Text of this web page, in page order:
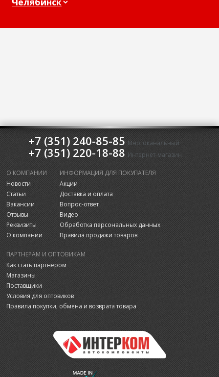
+7 (351) 240-85-85 Многоканальный
+7 (351) 220-18-88 Интернет-магазин
О КОМПАНИИ
Новости
Статьи
Вакансии
Отзывы
Реквизиты
О компании
ИНФОРМАЦИЯ ДЛЯ ПОКУПАТЕЛЯ
Акции
Доставка и оплата
Вопрос-ответ
Видео
Обработка персональных данных
Правила продажи товаров
ПАРТНЕРАМ И ОПТОВИКАМ
Как стать партнером
Магазины
Поставщики
Условия для оптовиков
Правила покупки, обмена и возврата товара